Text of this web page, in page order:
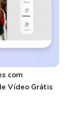
com
Vídeo Grátis